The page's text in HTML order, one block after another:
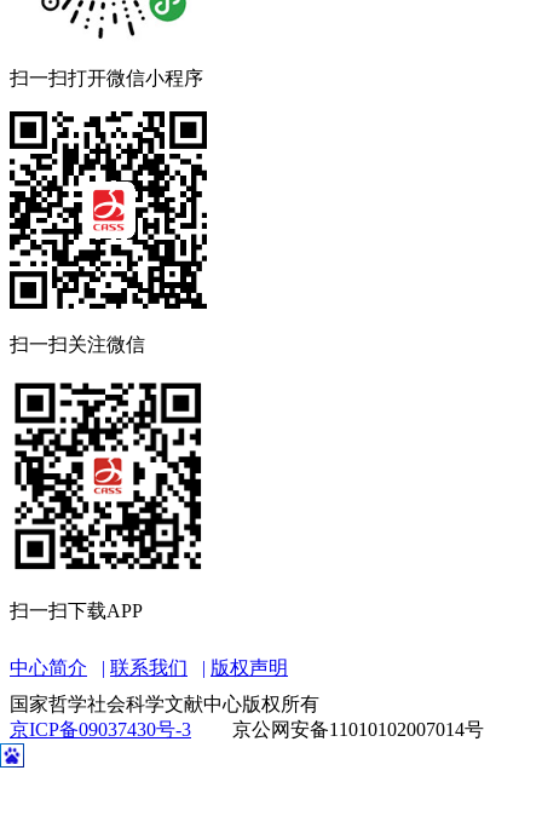
扫一扫打开微信小程序
扫一扫关注微信
扫一扫下载APP
中心简介 联系我们
版权声明
国家哲学社会科学文献中心版权所有
京ICP备09037430号-3
京公网安备11010102007014号